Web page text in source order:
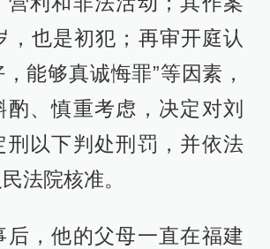
，也是初犯；再审开庭认
能够真诚悔罪”等因素，
酌、慎重考虑，决定对刘
刑以下判处刑罚，并依法
法院核准。
后，他的父母一直在福建